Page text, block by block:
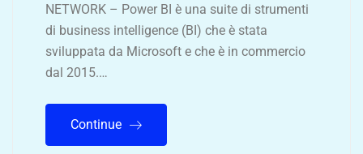
NETWORK – Power BI è una suite di strumenti
di business intelligence (BI) che è stata
sviluppata da Microsoft e che è in commercio
dal 2015.…
Continue